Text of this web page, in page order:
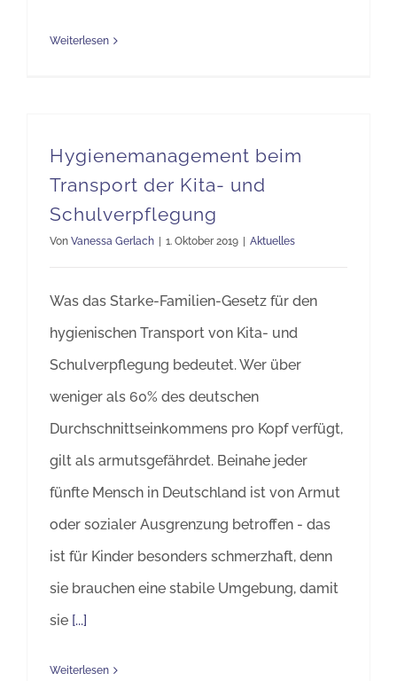
Weiterlesen
Hygienemanagement beim
Transport der Kita- und
Schulverpflegung
Von Vanessa Gerlach 1. Oktober 2019 Aktuelles
Was das Starke-Familien-Gesetz für den
hygienischen Transport von Kita- und
Schulverpflegung bedeutet. Wer über
weniger als 60% des deutschen
Durchschnittseinkommens pro Kopf verfügt,
gilt als armutsgefährdet. Beinahe jeder
fünfte Mensch in Deutschland ist von Armut
oder sozialer Ausgrenzung betroffen - das
ist für Kinder besonders schmerzhaft, denn
sie brauchen eine stabile Umgebung, damit
sie [...]
Weiterlesen